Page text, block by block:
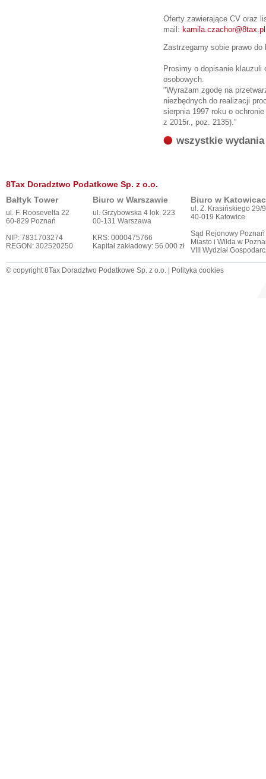
Oferty zawierające CV oraz
mail:
Zastrzegamy sobie prawo
Prosimy o dopisanie klauzuli
osobowych.
"Wyrażam zgodę na
niezbędnych do realizacji
sierpnia 1997 roku o
z 2015r., poz. 2135).”
wszystkie wydania
8Tax Doradztwo Podatkowe Sp. z o.o.
Bałtyk Tower
Biuro w Warszawie Biuro w
ul. F. Roosevelta 22
60-829 Poznań
NIP: 7831703274
REGON: 302520250
ul. Grzybowska 4 lok. 223
00-131 Warszawa
KRS: 0000475766
Kapitał zakładowy: 56.000 zł
ul. Z. Krasińskiego 29/9
40-019 Katowice
Sąd Rejonowy
Miasto i Wilda w
VIII Wydział
© copyright 8Tax Doradztwo Podatkowe Sp. z o.o. | Polityka cookies